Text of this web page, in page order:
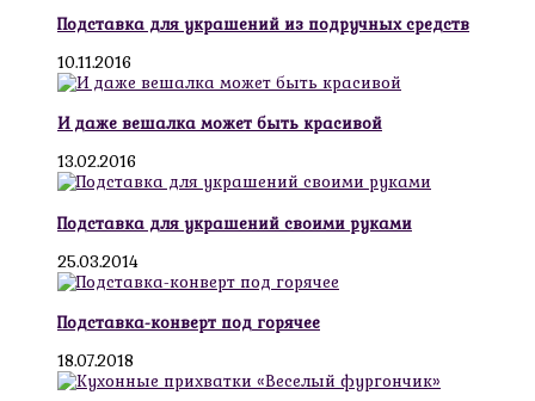
Подставка для украшений из подручных средств
10.11.2016
И даже вешалка может быть красивой
13.02.2016
Подставка для украшений своими руками
25.03.2014
Подставка-конверт под горячее
18.07.2018